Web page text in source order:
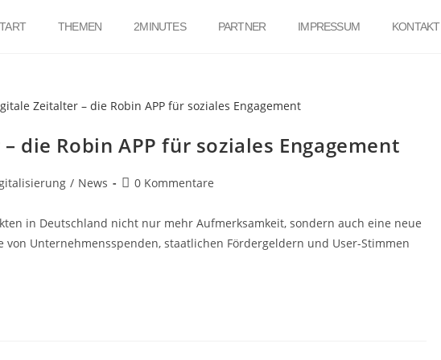
THEMEN 2MINUTES PARTNER IMPRESSUM KONTAKT
die Robin APP für soziales Engagement
/ News 0 Kommentare
in Deutschland nicht nur mehr Aufmerksamkeit, sondern auch eine neue
Unternehmensspenden, staatlichen Fördergeldern und User-Stimmen